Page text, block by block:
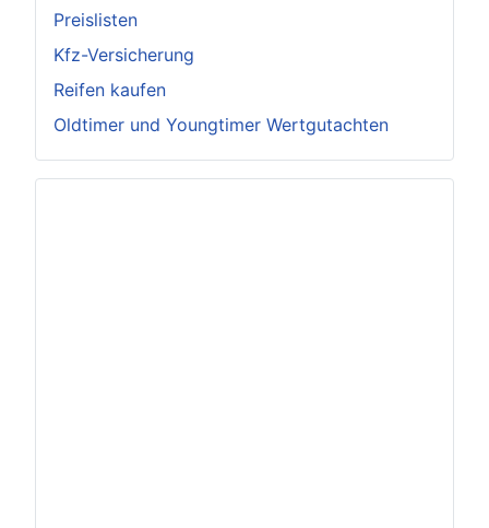
Preislisten
Kfz-Versicherung
Reifen kaufen
Oldtimer und Youngtimer Wertgutachten